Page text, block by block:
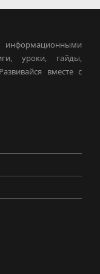
уроки, гайды,
вместе с